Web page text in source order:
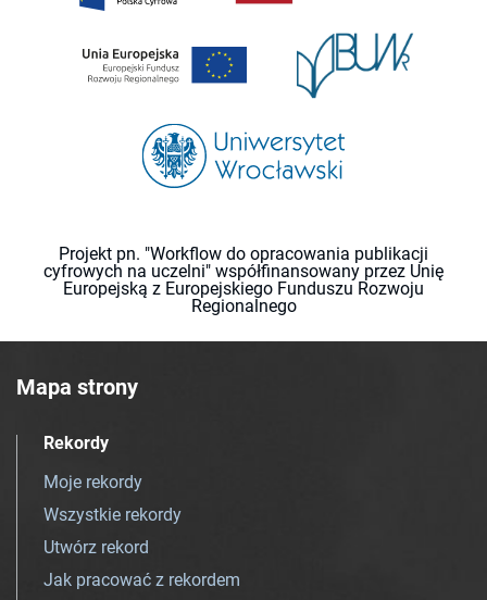
Projekt pn. "Workflow do opracowania publikacji
cyfrowych na uczelni" współfinansowany przez Unię
Europejską z Europejskiego Funduszu Rozwoju
Regionalnego
Mapa strony
Rekordy
Moje rekordy
Wszystkie rekordy
Utwórz rekord
Jak pracować z rekordem